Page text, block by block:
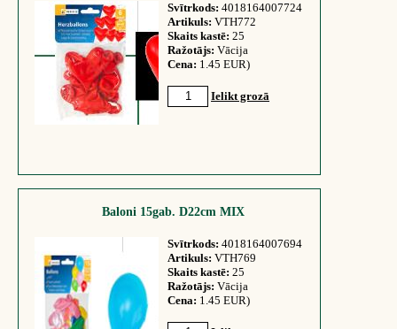
Svītrkods: 4018164007724
Artikuls: VTH772
Skaits kastē: 25
Ražotājs: Vācija
Cena: 1.45 EUR)
Ielikt grozā
Baloni 15gab. D22cm MIX
Svītrkods: 4018164007694
Artikuls: VTH769
Skaits kastē: 25
Ražotājs: Vācija
Cena: 1.45 EUR)